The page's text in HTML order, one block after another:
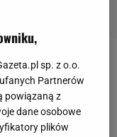
"radą" dla
nagranie z
sp. z o.o.
Partnerów
powiązaną z
dane osobowe
plików